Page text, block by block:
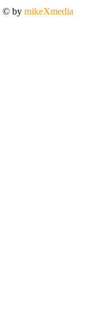
© by mikeXmedia